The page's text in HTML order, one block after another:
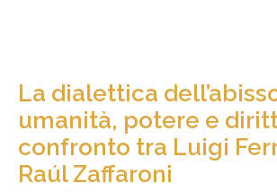
La dialettica
umanità, potere e
confronto tra Luigi
Raúl Zaffaroni